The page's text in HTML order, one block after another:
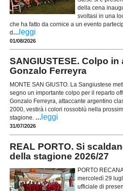
della cena
svoltasi in una
che ha fatto da cornice a un evento
d... leggi
01/08/2026
SANGIUSTESE. Colpo
Gonzalo Ferreyra
MONTE SAN GIUSTO. La Sangiustese
segno un importante colpo per il reparto
Gonzalo Ferreyra, attaccante argentino
2000, vestirà i colori rossoblù nella
stagione. ... leggi
31/07/2026
REAL PORTO. Si
della stagione 2026/27
PORTO
mercoledì 29
ufficiale di